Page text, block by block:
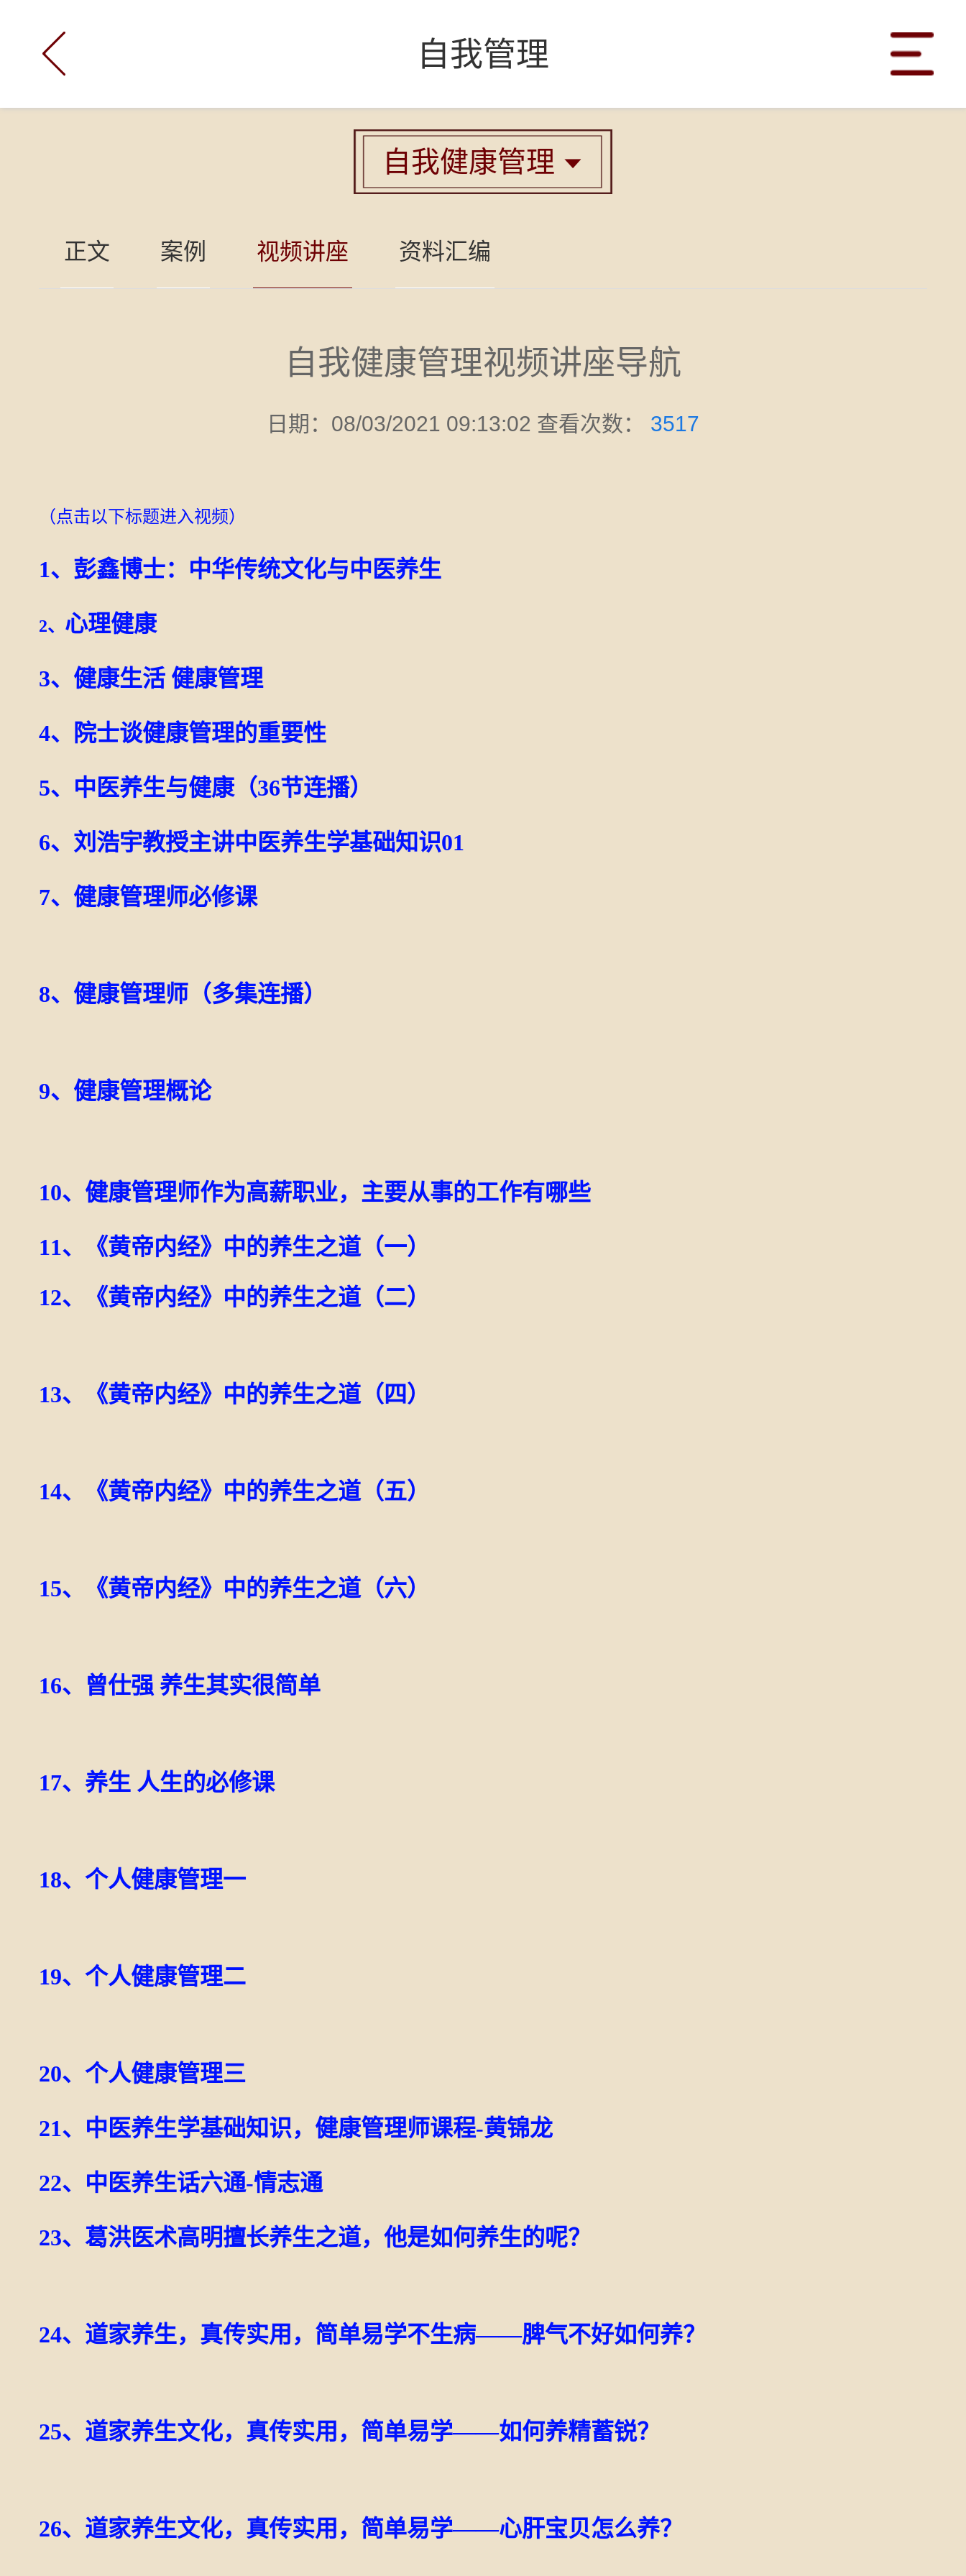
自我管理

自我健康管理 
正文 案例 视频讲座 资料汇编
自我健康管理视频讲座导航
日期：08/03/2021 09:13:02 查看次数： 3517
（点击以下标题进入视频）
1、彭鑫博士：中华传统文化与中医养生
2、 心理健康
3、健康生活 健康管理
4、院士谈健康管理的重要性
5、中医养生与健康（36节连播）
6、刘浩宇教授主讲中医养生学基础知识01
7、健康管理师必修课
8、健康管理师（多集连播）
9、健康管理概论
10、健康管理师作为高薪职业，主要从事的工作有哪些
11、《黄帝内经》中的养生之道（一）
12、《黄帝内经》中的养生之道（二）
13、《黄帝内经》中的养生之道（四）
14、《黄帝内经》中的养生之道（五）
15、《黄帝内经》中的养生之道（六）
16、曾仕强 养生其实很简单
17、养生 人生的必修课
18、个人健康管理一
19、个人健康管理二
20、个人健康管理三
21、中医养生学基础知识，健康管理师课程-黄锦龙
22、中医养生话六通-情志通
23、葛洪医术高明擅长养生之道，他是如何养生的呢？
24、道家养生，真传实用，简单易学不生病——脾气不好如何养？
25、道家养生文化，真传实用，简单易学——如何养精蓄锐？
26、道家养生文化，真传实用，简单易学——心肝宝贝怎么养？